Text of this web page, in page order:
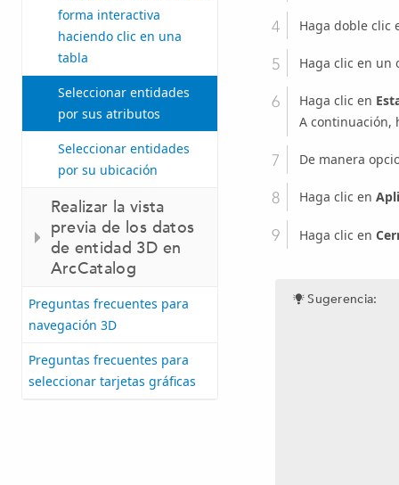
forma interactiva
haciendo clic en una
tabla
Seleccionar entidades
por sus atributos
Seleccionar entidades
por su ubicación
Realizar la vista
previa de los datos
de entidad 3D en
ArcCatalog
Preguntas frecuentes para
navegación 3D
Preguntas frecuentes para
seleccionar tarjetas gráficas
Haga doble clic
Haga clic en un
Haga clic en
A continuación,
De manera
Haga clic en
Haga clic en
Sugerencia: